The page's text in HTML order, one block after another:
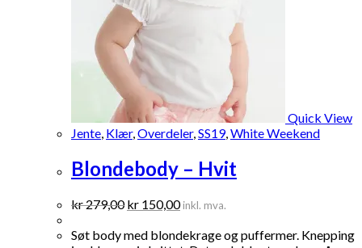
Quick View
Jente, Klær,Overdeler,SS19,White Weekend
Blondebody – Hvit
kr279,00 Opprinnelig
var:
kr 150,00Nåværende
er:
inkl. mva.
Søt body med blondekrage og puffermer. Knepping